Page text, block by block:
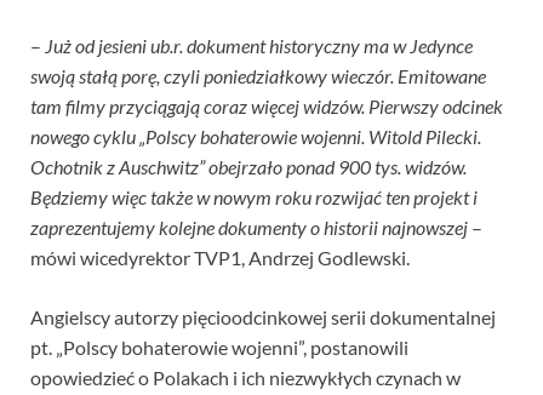
– Już od jesieni ub.r. dokument historyczny ma w Jedynce
swoją stałą porę, czyli poniedziałkowy wieczór. Emitowane
tam filmy przyciągają coraz więcej widzów. Pierwszy odcinek
nowego cyklu „Polscy bohaterowie wojenni. Witold Pilecki.
Ochotnik z Auschwitz” obejrzało ponad 900 tys. widzów.
Będziemy więc także w nowym roku rozwijać ten projekt i
zaprezentujemy kolejne dokumenty o historii najnowszej –
mówi wicedyrektor TVP1, Andrzej Godlewski.
Angielscy autorzy pięcioodcinkowej serii dokumentalnej
pt. „Polscy bohaterowie wojenni”, postanowili
opowiedzieć o Polakach i ich niezwykłych czynach w